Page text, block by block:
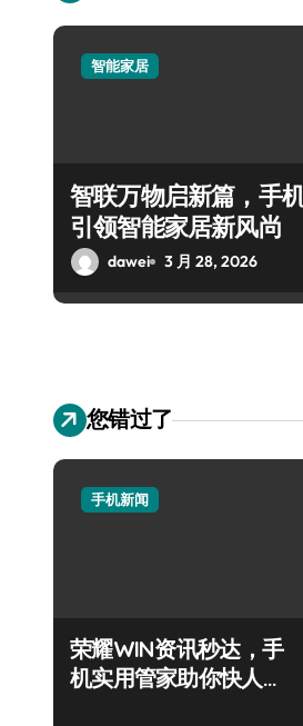
智能家居
智联万物启新篇，手
引领智能家居新风尚
dawei 3 月 28, 2026
您错过了
手机新闻
荣耀WIN资讯秒达，手
机实用管家助你快人一